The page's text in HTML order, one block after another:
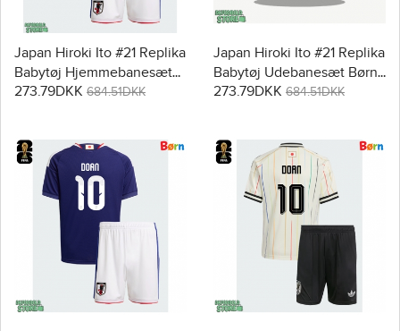
Japan Hiroki Ito #21 Replika
Babytøj Hjemmebanesæt
Børn VM 2026 Kortærmet
273.79DKK 684.51DKK
Japan Hiroki Ito #21 Replika
Babytøj Udebanesæt Børn
VM 2026 Kortærmet (+
273.79DKK 684.51DKK